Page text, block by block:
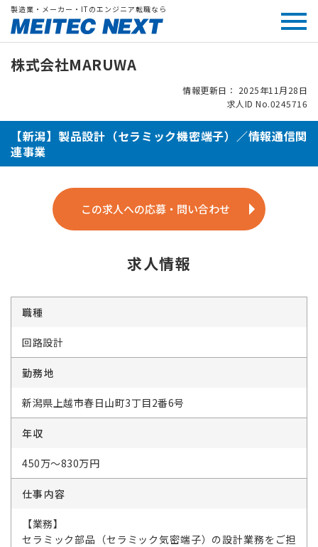
製造業・メーカー・ITのエンジニア転職なら
株式会社MARUWA
情報更新日： 2025年11月28日
求人ID No.0245716
【新潟】製品設計（セラミック機密端子）／情報通信関
連事業
この求人への応募・問い合わせ
求人情報
職種
回路設計
勤務地
新潟県上越市春日山町3丁目2番6号
年収
450万～830万円
仕事内容
【業務】
セラミック部品（セラミック気密端子）の設計業務をご担